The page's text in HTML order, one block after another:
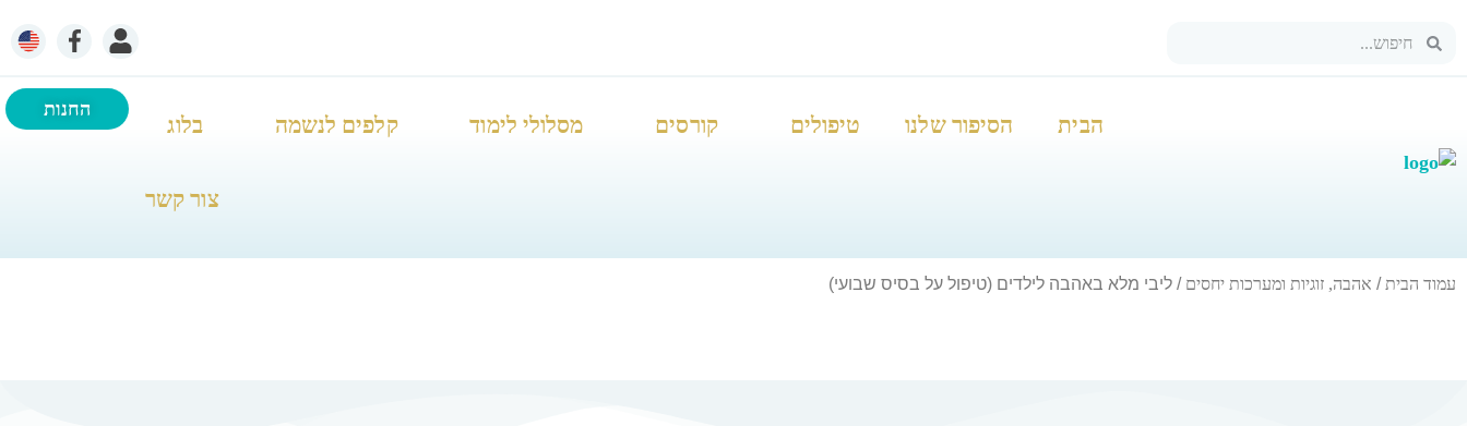
הבית הסיפור שלנו טיפולים קורסים מסלולי לימוד קלפים לנשמה בלוג
צור קשר
החנות
עמוד הבית / אהבה, זוגיות ומערכות יחסים / ליבי מלא באהבה לילדים (טיפול על בסיס שבועי)